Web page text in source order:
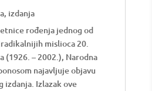
, izdanja
rođenja jednog od
mislioca 20.
(1926. – 2002.), Narodna
najavljuje objavu
izdanja. Izlazak ove